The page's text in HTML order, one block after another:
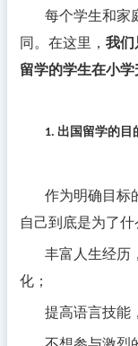
每个学生和家
同。在这里， 我们
留学的学生在小学
1. 出国留学的目
作为明确目标
自己到底是为了什
丰富人生经历
化；
提高语言技能